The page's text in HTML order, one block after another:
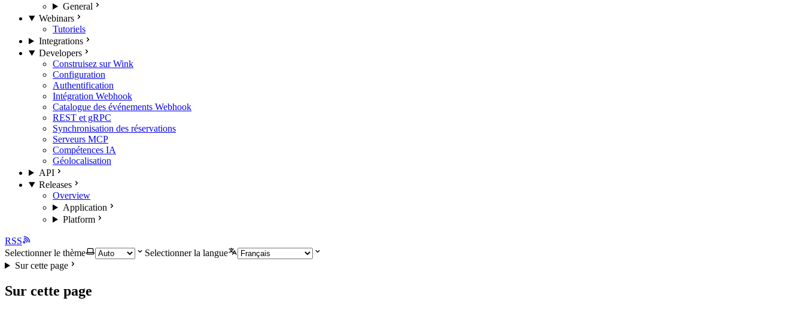
General
Webinars
Tutoriels
Integrations
Developers
Construisez sur Wink
Configuration
Authentification
Intégration Webhook
Catalogue des événements Webhook
REST et gRPC
Synchronisation des réservations
Serveurs MCP
Compétences IA
Géolocalisation
API
Releases
Overview
Application
Platform
RSS
Selectionner le thème
Selectionner la langue
Sur cette page
Sur cette page